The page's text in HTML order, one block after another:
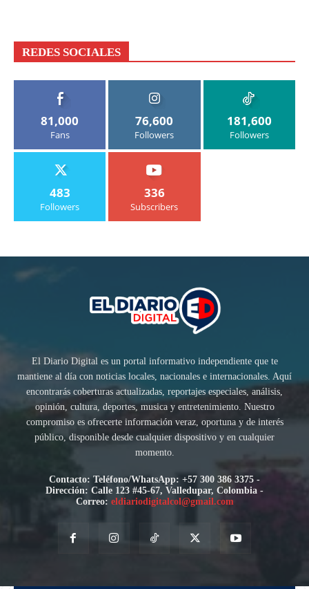
REDES SOCIALES
81,000
Fans
76,600
Followers
181,600
Followers
483
Followers
336
Subscribers
El Diario Digital es un portal informativo independiente que te
mantiene al día con noticias locales, nacionales e internacionales. Aquí
encontrarás coberturas actualizadas, reportajes especiales, análisis,
opinión, cultura, deportes, musica y entretenimiento. Nuestro
compromiso es ofrecerte información veraz, oportuna y de interés
público, disponible desde cualquier dispositivo y en cualquier
momento.
Contacto: Teléfono/WhatsApp: +57 300 386 3375 -
Dirección: Calle 123 #45-67, Valledupar, Colombia -
Correo: eldiariodigitalcol@gmail.com